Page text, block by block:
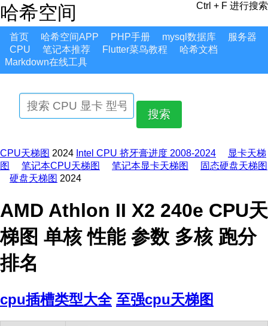
哈希空间 Ctrl + F 进行搜索
首页 哈希空间APP PHP手册 mysql数据库
服务器
CPU
笔记本推荐 Flutter菜鸟教程
哈希文档
Markdown在线工具
搜索
CPU天梯图 2024 Intel CPU 挤牙膏进度 2008-2024
显卡天梯
图
笔记本CPU天梯图 笔记本显卡天梯图
固态硬盘天梯图
硬盘天梯图 2024
AMD Athlon II X2 240e CPU天
梯图 单核 性能 参数 多核 跑分
排名
cpu插槽类型大全 至强cpu天梯图